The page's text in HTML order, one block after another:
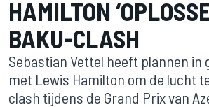
HAMILTON
BAKU-CLASH
Sebastian Vettel heeft plannen in
met Lewis Hamilton om de lucht
clash tijdens de Grand Prix van